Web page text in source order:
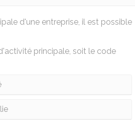
d'une entreprise, il est possible
principale, soit le code